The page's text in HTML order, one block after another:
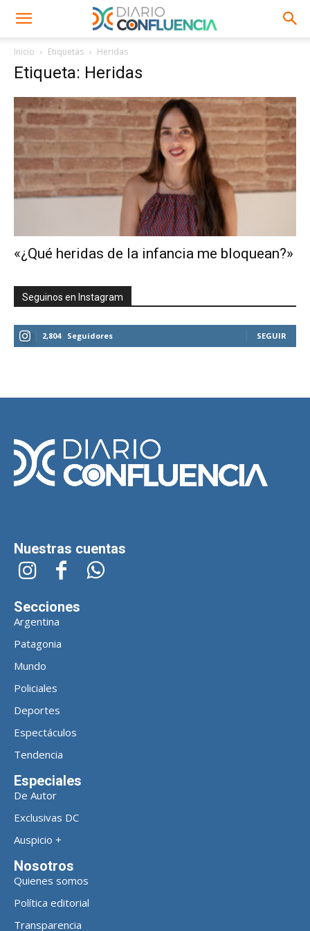
Inicio Etiquetas Heridas
Etiqueta: Heridas
«¿Qué heridas de la infancia me bloquean?»
Seguinos en Instagram
2,804 Seguidores SEGUIR
Nuestras cuentas
Secciones
Argentina
Patagonia
Mundo
Policiales
Deportes
Espectáculos
Tendencia
Especiales
De Autor
Exclusivas DC
Auspicio +
Nosotros
Quienes somos
Política editorial
Transparencia